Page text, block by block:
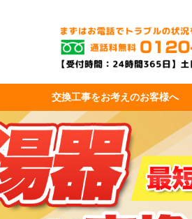
交換工事をお考えのお客様へ